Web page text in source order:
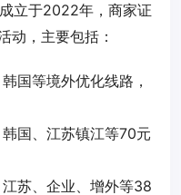
立于2022年，商家证
动，主要包括：
国等境外优化线路，
国、江苏镇江等70元
苏、企业、增外等38